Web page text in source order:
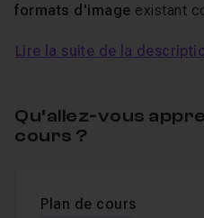
formats d'image existant
Le JPG,
Le TIFF,
Le PSD,
Lire la suite de la
Qu’allez-vous
cours ?
Plan de cours